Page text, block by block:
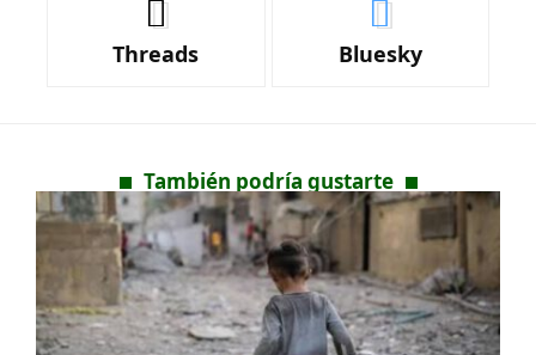
Threads Bluesky
También podría gustarte